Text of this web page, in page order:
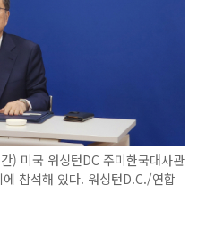
) 미국 워싱턴DC 주미한국대사관
참석해 있다. 워싱턴D.C./연합